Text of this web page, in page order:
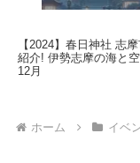
【2024】春日神社 志
紹介! 伊勢志摩の海と
12月
ホーム イベ